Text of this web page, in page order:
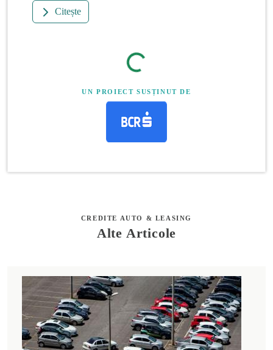
Citește
UN PROIECT SUSȚINUT DE
CREDITE AUTO & LEASING
Alte Articole